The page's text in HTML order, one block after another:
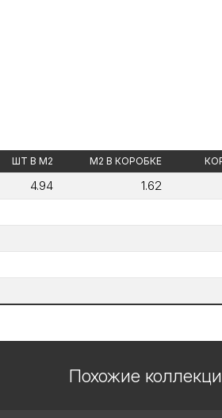
ШТ В М2 М2 В КОРОБКЕ
4.94 1.62
Похожие